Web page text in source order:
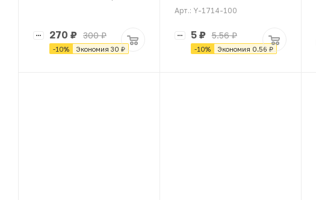
270 ₽ 300₽
-10% Экономия 30 ₽
Арт.: Y-1714-100
5₽ 5.56₽
-10% Экономия 0.56 ₽